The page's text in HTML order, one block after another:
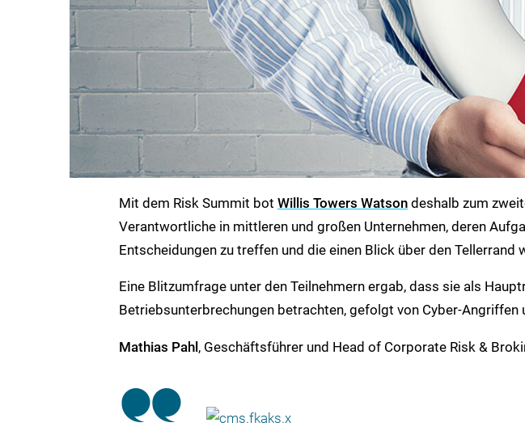
Mit dem Risk Summit bot Willis Towers Watson deshalb zum
Verantwortliche in mittleren und großen Unternehmen, deren
Entscheidungen zu treffen und die einen Blick über den Tellerrand
Eine Blitzumfrage unter den Teilnehmern ergab, dass sie als
Betriebsunterbrechungen betrachten, gefolgt von Cyber-Angriffen
Mathias Pahl , Geschäftsführer und Head of Corporate Risk &